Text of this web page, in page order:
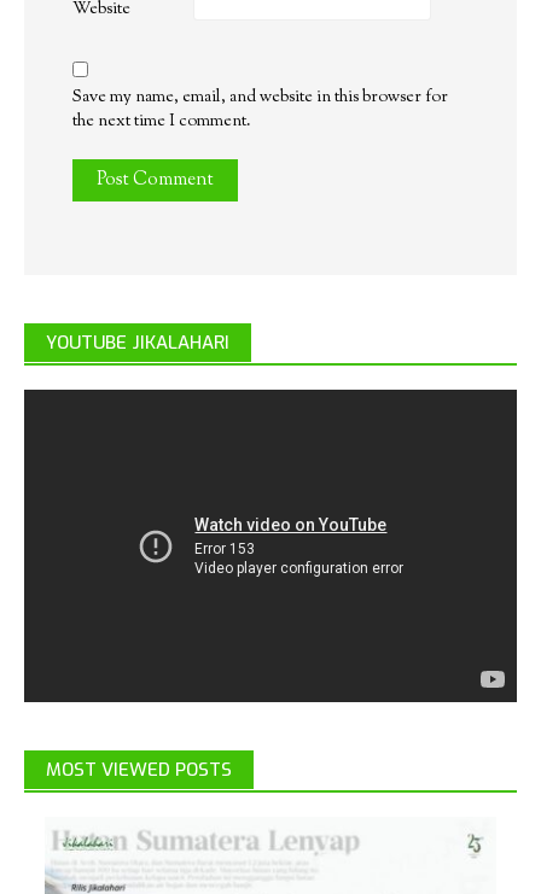
Website
Save my name, email, and website in this browser for
the next time I comment.
YOUTUBE JIKALAHARI
MOST VIEWED POSTS